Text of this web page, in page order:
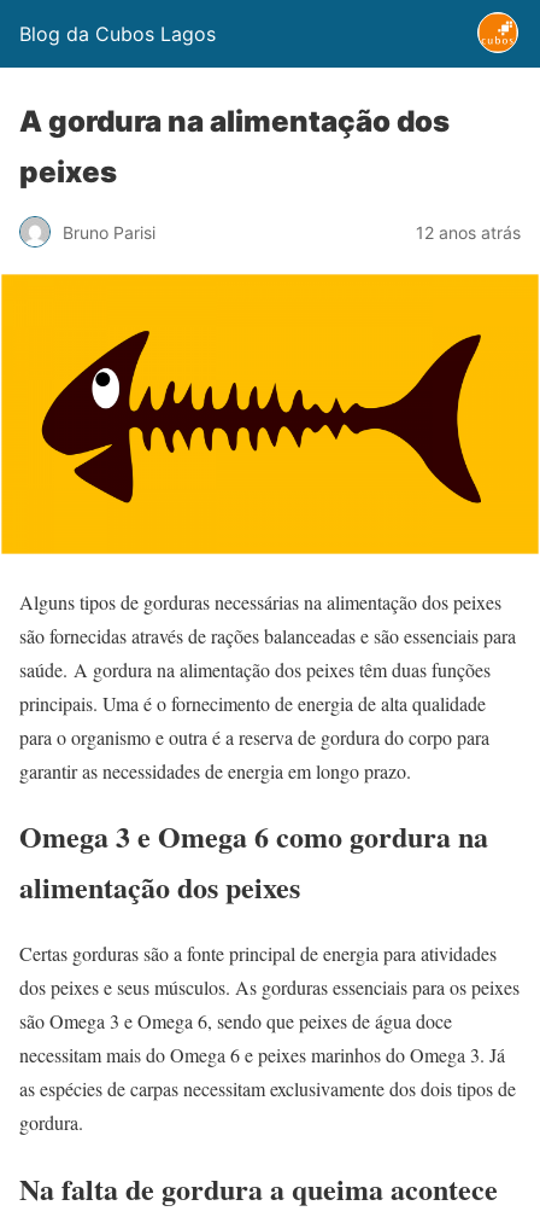
Blog da Cubos Lagos
A gordura na alimentação dos
peixes
Bruno Parisi 12 anos atrás
Alguns tipos de gorduras necessárias na alimentação dos peixes
são fornecidas através de rações balanceadas e são essenciais para
saúde. A gordura na alimentação dos peixes têm duas funções
principais. Uma é o fornecimento de energia de alta qualidade
para o organismo e outra é a reserva de gordura do corpo para
garantir as necessidades de energia em longo prazo.
Omega 3 e Omega 6 como gordura na
alimentação dos peixes
Certas gorduras são a fonte principal de energia para atividades
dos peixes e seus músculos. As gorduras essenciais para os peixes
são Omega 3 e Omega 6, sendo que peixes de água doce
necessitam mais do Omega 6 e peixes marinhos do Omega 3. Já
as espécies de carpas necessitam exclusivamente dos dois tipos de
gordura.
Na falta de gordura a queima acontece